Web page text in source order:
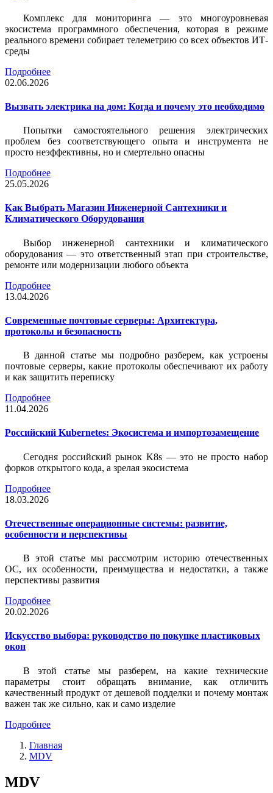
Комплекс для мониторинга — это многоуровневая
экосистема программного обеспечения, которая в режиме
реального времени собирает телеметрию со всех объектов ИТ-
среды
Подробнее
02.06.2026
Вызвать электрика на дом: Когда и почему это необходимо
Попытки самостоятельного решения электрических
проблем без соответствующего опыта и инструмента не
просто неэффективны, но и смертельно опасны
Подробнее
25.05.2026
Как Выбрать Магазин Инженерной Сантехники и
Климатического Оборудования
Выбор инженерной сантехники и климатического
оборудования — это ответственный этап при строительстве,
ремонте или модернизации любого объекта
Подробнее
13.04.2026
Современные почтовые серверы: Архитектура,
протоколы и безопасность
В данной статье мы подробно разберем, как устроены
почтовые серверы, какие протоколы обеспечивают их работу
и как защитить переписку
Подробнее
11.04.2026
Российский Kubernetes: Экосистема и импортозамещение
Сегодня российский рынок K8s — это не просто набор
форков открытого кода, а зрелая экосистема
Подробнее
18.03.2026
Отечественные операционные системы: развитие,
особенности и перспективы
В этой статье мы рассмотрим историю отечественных
ОС, их особенности, преимущества и недостатки, а также
перспективы развития
Подробнее
20.02.2026
Искусство выбора: руководство по покупке пластиковых
окон
В этой статье мы разберем, на какие технические
параметры стоит обращать внимание, как отличить
качественный продукт от дешевой подделки и почему монтаж
важен так же сильно, как и само изделие
Подробнее
Главная
MDV
MDV